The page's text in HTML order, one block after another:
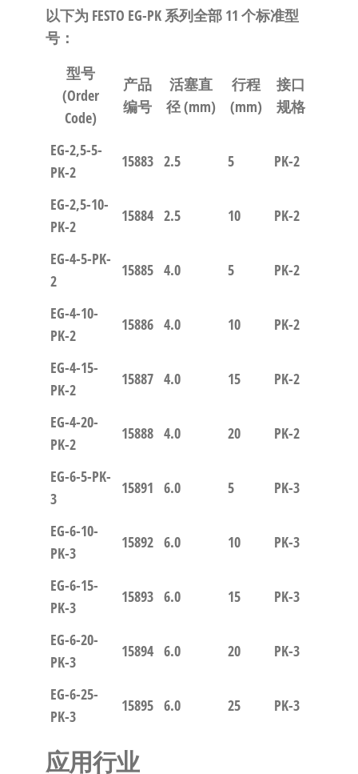
以下为 FESTO EG-PK 系列全部 11 个标准型
号：
型号
(Order
Code)
产品
编号
活塞直
径 (mm)
行程
(mm)
接口
规格
EG-2,5-5-
PK-2
15883 2.5 5 PK-2
EG-2,5-10-
PK-2
15884 2.5 10 PK-2
EG-4-5-PK-
2
15885 4.0 5 PK-2
EG-4-10-
PK-2
15886 4.0 10 PK-2
EG-4-15-
PK-2
15887 4.0 15 PK-2
EG-4-20-
PK-2
15888 4.0 20 PK-2
EG-6-5-PK-
3
15891 6.0 5 PK-3
EG-6-10-
PK-3
15892 6.0 10 PK-3
EG-6-15-
PK-3
15893 6.0 15 PK-3
EG-6-20-
PK-3
15894 6.0 20 PK-3
EG-6-25-
PK-3
15895 6.0 25 PK-3
应用行业